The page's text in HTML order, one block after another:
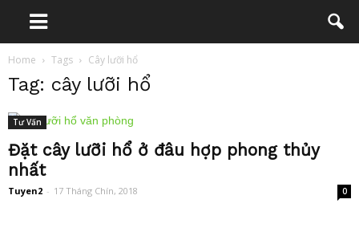
Home Tags Cây lưỡi hổ
Tag: cây lưỡi hổ
Tư Vấn
Đặt cây lưỡi hổ ở đâu hợp phong thủy
nhất
Tuyen2 - 17 Tháng Chín, 2018 0